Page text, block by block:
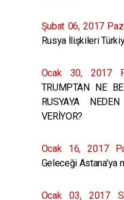
Şubat 06, 2017
Rusya İlişkileri
Ocak 30, 2017
TRUMPTAN NE
RUSYAYA
VERİYOR?
Ocak 16, 2017
Geleceği Astana'ya
Ocak 03, 2017